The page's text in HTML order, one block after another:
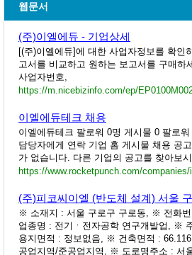
웹문서
(주)이엘에듀 - 기업상세
[(주)이엘에듀]에 대한 사업자정보를 확인
고서를 비교하고 원하는 보고서를 구매하
사업자번호,
https://m.nicebizinfo.com/ep/
이엘에듀테크 채용
이엘에듀테크 팔로워 0명 게시물 0 팔로
담당자에게 연락 기업 홈 게시물 채용 공
가 없습니다. 다른 기업의 공고를 찾아보
https://www.rocketpunch.com/
※ 소재지 : 서울 구로구 구로동, ※ 전화
업종명 : 전기ㆍ전자공학 연구개발업, ※
용지면적 : 정보없음, ※ 건축면적 :
공업지역/준공업지역, ※ 도로명주소 : 서